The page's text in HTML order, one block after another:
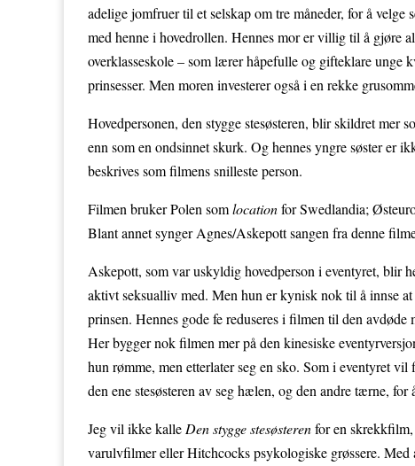
adelige jomfruer til et selskap om tre måneder, for å velge
med henne i hovedrollen. Hennes mor er villig til å gjøre
overklasseskole – som lærer håpefulle og gifteklare unge
prinsesser. Men moren investerer også i en rekke
Hovedpersonen, den stygge stesøsteren, blir skildret mer
enn som en ondsinnet skurk. Og hennes yngre søster er
beskrives som filmens snilleste person.
Filmen bruker Polen somlocationfor Swedlandia;
Blant annet synger Agnes/Askepott sangen fra denne
Askepott, som var uskyldig hovedperson i eventyret, blir
aktivt seksualliv med. Men hun er kynisk nok til å innse
prinsen. Hennes gode fe reduseres i filmen til den
Her bygger nok filmen mer på den kinesiske
hun rømme, men etterlater seg en sko. Som i eventyret
den ene stesøsteren av seg hælen, og den andre tærne,
Jeg vil ikke kalleDen stygge stesøsterenfor en
varulvfilmer eller Hitchcocks psykologiske grøssere. Med